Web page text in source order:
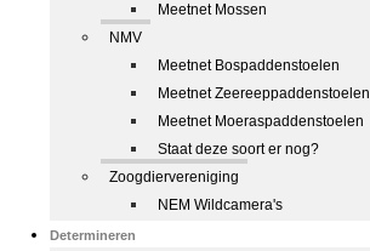
Meetnet Mossen
NMV
Meetnet Bospaddenstoelen
Meetnet Zeereeppaddenstoelen
Meetnet Moeraspaddenstoelen
Staat deze soort er nog?
Zoogdiervereniging
NEM Wildcamera's
Determineren